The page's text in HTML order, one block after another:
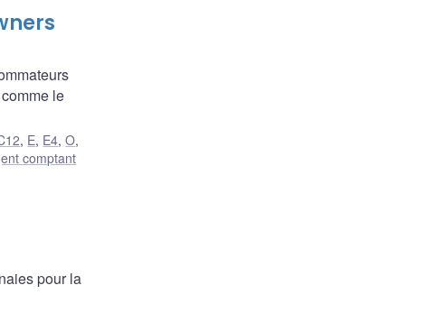
le
, E, E4,O,
comptant
pour la